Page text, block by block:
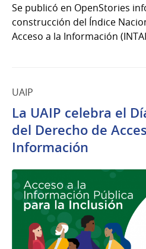
Se publicó en OpenStories
construcción del Índice
Acceso a la Información
UAIP
La UAIP celebra el
del Derecho de
Información